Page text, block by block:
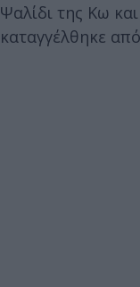
Ψαλίδι της Κω
καταγγέλθηκε